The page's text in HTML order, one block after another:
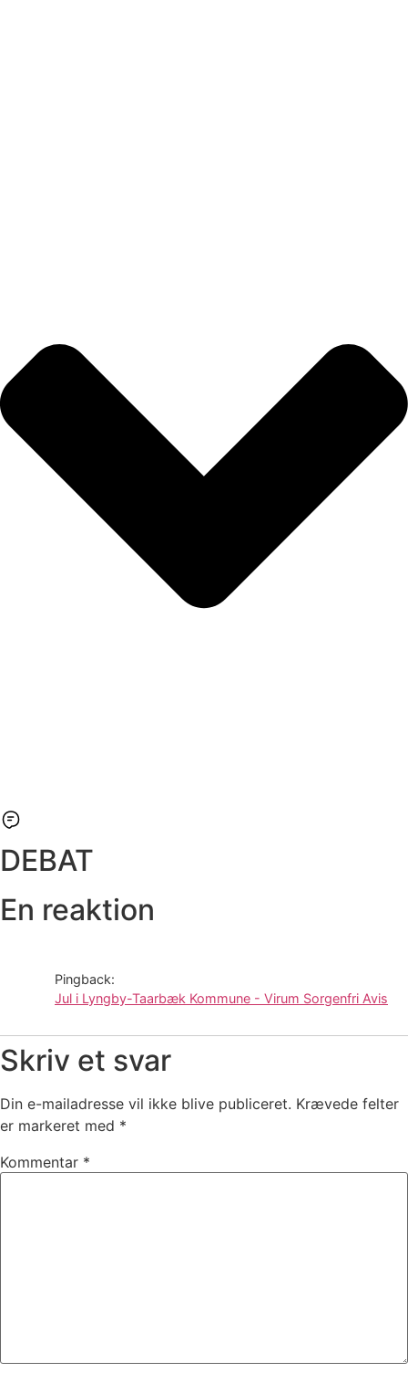
DEBAT
En reaktion
Pingback:
Jul i Lyngby-Taarbæk Kommune - Virum Sorgenfri Avis
Skriv et svar
Din e-mailadresse vil ikke blive publiceret. Krævede felter
er markeret med *
Kommentar *